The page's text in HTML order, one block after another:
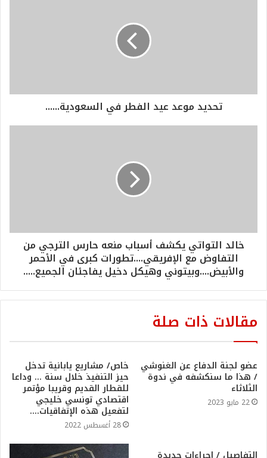
تحديد موعد عيد الفطر في السعودية......
خالد التواتي يكشف أسباب منعه حارس الترجي من
التفاوض مع الإفريقي....تطورات كبرى في الأحمر
والأبيض....وبيتوني وهيكل دخيل يفاجئان الجميع.....
مقالات ذات صلة
عضو لجنة الدفاع عن الغنوشي
/ هذا ما سنكشفه في ندوة
الثلاثاء
22 مايو 2023
خاص/ مشاريع يابانية تدخل
حيز التنفيذ خلال سنة … وداعا
للقطار القديم وقريبا مؤتمر
اقتصادي تونسي خليجي
لتفعيل هذه الإتفاقيات….
28 أغسطس 2022